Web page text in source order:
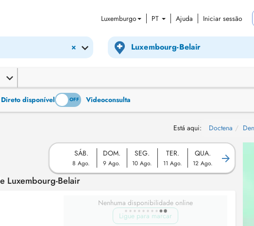
Luxemburgo PT Ajuda Iniciar sessão
×
disponível
ON OFF Videoconsulta
Está aqui: Doctena
SÁB.
8 Ago.
DOM.
9 Ago.
SEG.
10 Ago.
TER.
11 Ago.
QUA.
12 Ago.
Luxembourg-Belair
Nenhuma disponibilidade online
Ligue para marcar